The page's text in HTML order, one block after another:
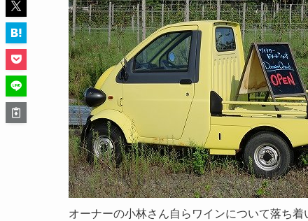
オーナーの小林さん自らワインについて落ち